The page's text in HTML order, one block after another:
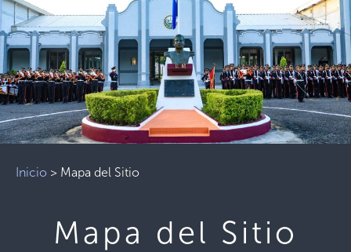
Inicio > Mapa del Sitio
Mapa del Sitio